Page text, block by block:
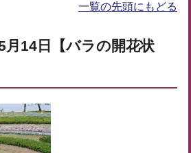
一覧の先頭にもどる
月14日【バラの開花状